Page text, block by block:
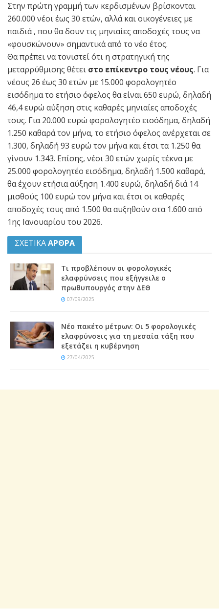
Στην πρώτη γραμμή των κερδισμένων βρίσκονται
260.000 νέοι έως 30 ετών, αλλά και οικογένειες με
παιδιά , που θα δουν τις μηνιαίες αποδοχές τους να
«φουσκώνουν» σημαντικά από το νέο έτος.
Θα πρέπει να τονιστεί ότι η στρατηγική της
μεταρρύθμισης θέτει στο επίκεντρο τους νέους. Για
νέους 26 έως 30 ετών με 15.000 φορολογητέο
εισόδημα το ετήσιο όφελος θα είναι 650 ευρώ, δηλαδή
46,4 ευρώ αύξηση στις καθαρές μηνιαίες αποδοχές
τους. Για 20.000 ευρώ φορολογητέο εισόδημα, δηλαδή
1.250 καθαρά τον μήνα, το ετήσιο όφελος ανέρχεται σε
1.300, δηλαδή 93 ευρώ τον μήνα και έτσι τα 1.250 θα
γίνουν 1.343. Επίσης, νέοι 30 ετών χωρίς τέκνα με
25.000 φορολογητέο εισόδημα, δηλαδή 1.500 καθαρά,
θα έχουν ετήσια αύξηση 1.400 ευρώ, δηλαδή διά 14
μισθούς 100 ευρώ τον μήνα και έτσι οι καθαρές
αποδοχές τους από 1.500 θα αυξηθούν στα 1.600 από
1ης Ιανουαρίου του 2026.
ΣΧΕΤΙΚΑΑΡΘΡΑ
Τι προβλέπουν οι φορολογικές
ελαφρύνσεις που εξήγγειλε ο
πρωθυπουργός στην ΔΕΘ
07/09/2025
Νέο πακέτο μέτρων: Οι 5 φορολογικές
ελαφρύνσεις για τη μεσαία τάξη που
εξετάζει η κυβέρνηση
27/04/2025